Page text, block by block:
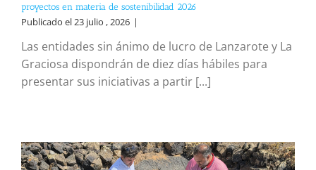
proyectos en materia de sostenibilidad 2026
Publicado el 23 julio , 2026 |
Las entidades sin ánimo de lucro de Lanzarote y La
Graciosa dispondrán de diez días hábiles para
presentar sus iniciativas a partir [...]